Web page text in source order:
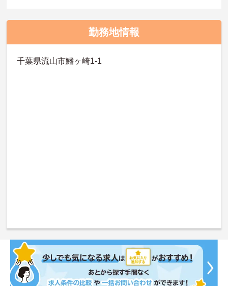
勤務地情報
千葉県流山市鰭ヶ崎1-1